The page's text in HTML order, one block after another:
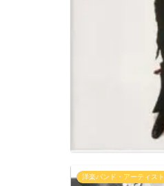
洋楽バンド・アーティスト